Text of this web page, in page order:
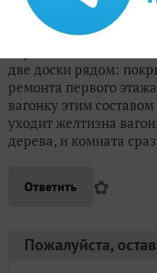
Фото не передает
однозначно: вагонка,
две доски рядом:
ремонта первого
вагонку этим
уходит желтизна
дерева, и комната
Ответить ✿
Пожалуйста,